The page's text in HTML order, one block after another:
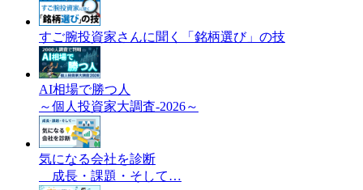
すご腕投資家さんに聞く「銘柄選び」の技
AI相場で勝つ人
～個人投資家大調査-2026～
気になる会社を診断
成長・課題・そして…